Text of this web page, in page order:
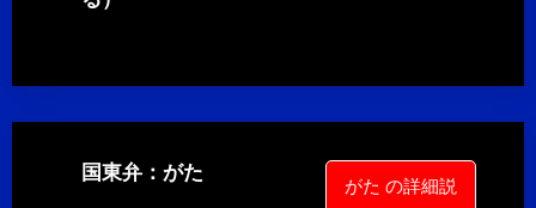
国東弁：がた
がた の詳細説